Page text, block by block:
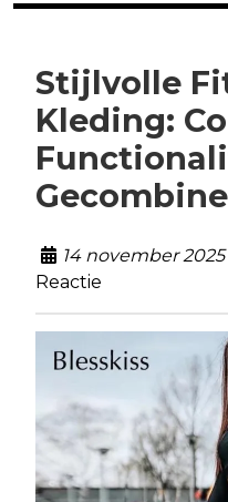
Stijlvolle
Kleding:
14 november 2025
Reactie